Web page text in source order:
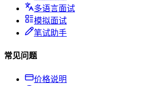
多语言面试
模拟面试
笔试助手
常见问题
价格说明